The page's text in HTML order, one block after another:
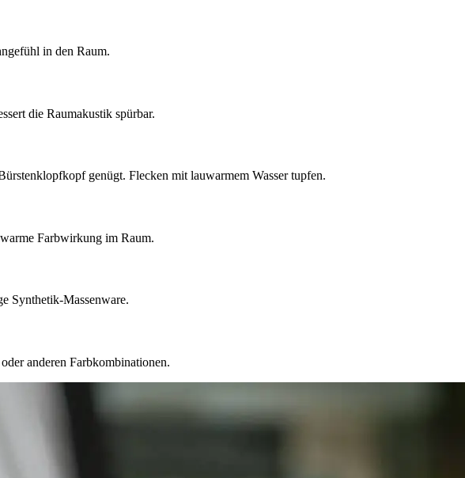
in den Raum.
die Raumakustik spürbar.
genügt. Flecken mit lauwarmem Wasser tupfen.
Farbwirkung im Raum.
Synthetik-Massenware.
anderen Farbkombinationen.